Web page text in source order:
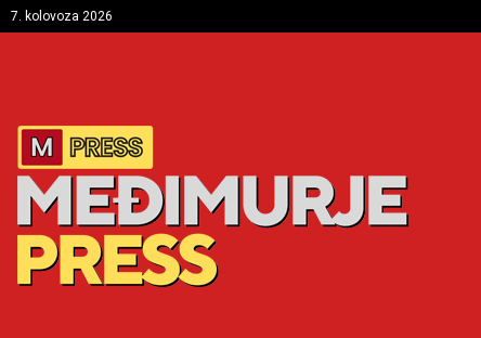
7. kolovoza 2026